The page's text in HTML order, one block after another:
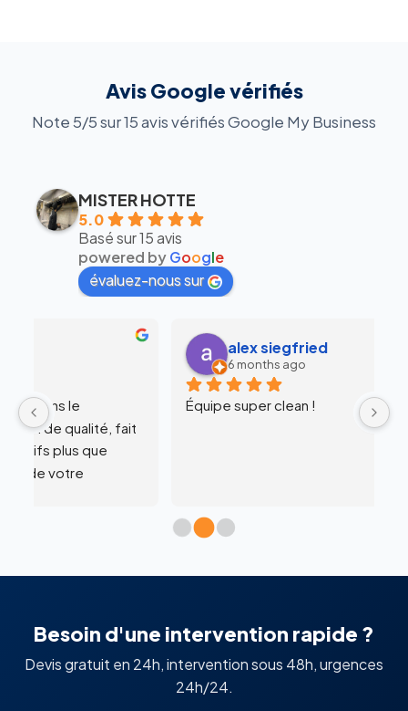
Avis Google vérifiés
Note 5/5 sur 15 avis vérifiés Google My Business
MISTER HOTTE
5.0
Basé sur 15 avis
powered byGoogle
évaluez-nous sur
alex siegfried
Équipe super clean !
Besoin d'une intervention rapide ?
Devis gratuit en 24h, intervention sous 48h, urgences
24h/24.